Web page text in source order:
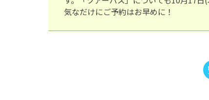
気なだけにご予約はお早めに！